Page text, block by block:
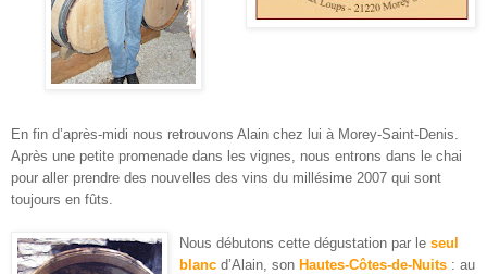
En fin d’après-midi nous retrouvons Alain chez lui à Morey-Saint-Denis.
Après une petite promenade dans les vignes, nous entrons dans le chai
pour aller prendre des nouvelles des vins du millésime 2007 qui sont
toujours en fûts.
Nous débutons cette dégustation par le seul
blanc d’Alain, son Hautes-Côtes-de-Nuits : au